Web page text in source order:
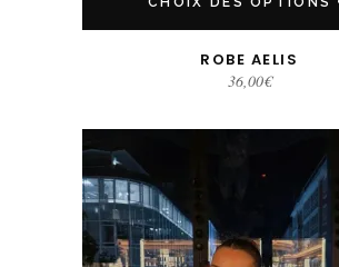
ROBE AELIS
36,00€